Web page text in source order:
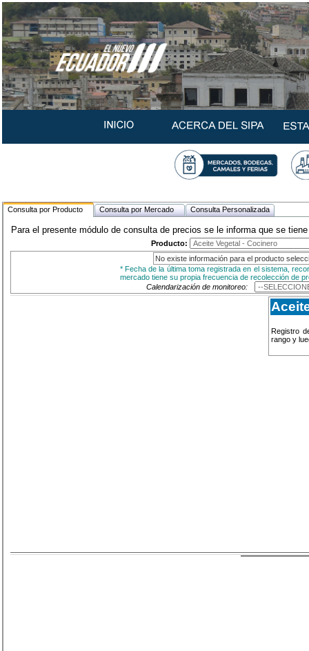
Consulta por Producto Consulta por Mercado Consulta Personalizada
Para el presente módulo de consulta de precios se le informa que se
Producto:
No existe información para el producto
* Fecha de la última toma registrada en el sistema,
mercado tiene su propia frecuencia de recolección de
Calendarización de monitoreo:
Registro
rango y